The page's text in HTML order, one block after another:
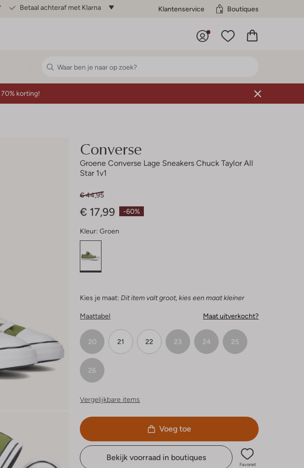
Betaal achteraf met Klarna Klantenservice Boutiques
korting!
Converse
Groene Converse Lage Sneakers Chuck Taylor All
Star 1v1
-60%
€ 44,95
€ 17,99
Kleur: Groen
Kies je maat: Dit item valt groot, kies een maat kleiner
Maattabel Maat uitverkocht?
20 21 22 23 24 25
26
Vergelijkbare items
Voeg toe
Bekijk voorraad in boutiques
Favoriet